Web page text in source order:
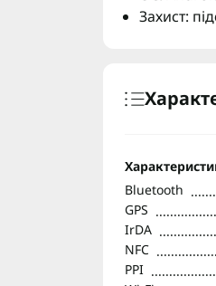
Захист:
Bluetooth
GPS
IrDA
NFC
PPI